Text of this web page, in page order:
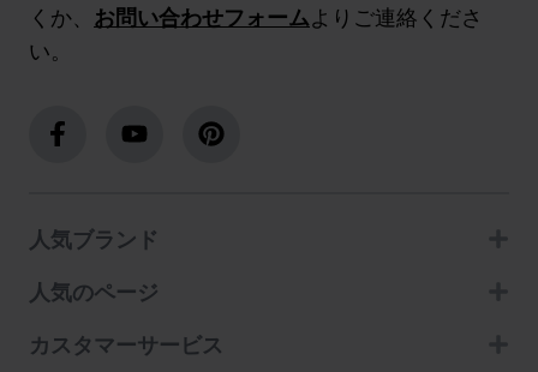
くか、 お問い合わせフォームよりご連絡くださ
い。
人気ブランド
人気のページ
カスタマーサービス